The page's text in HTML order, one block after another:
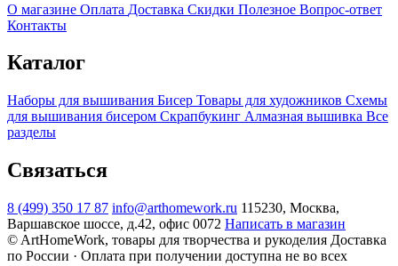
О магазине Оплата Доставка Скидки Полезное Вопрос-ответ
Контакты
Каталог
Наборы для вышивания Бисер Товары для художников Схемы
для вышивания бисером Скрапбукинг Алмазная вышивка Все
разделы
Связаться
8 (499) 350 17 87 info@arthomework.ru 115230, Москва,
Варшавское шоссе, д.42, офис 0072 Написать в магазин
© ArtHomeWork, товары для творчества и рукоделия Доставка
по России · Оплата при получении доступна не во всех